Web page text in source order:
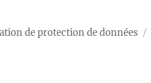
de protection de données